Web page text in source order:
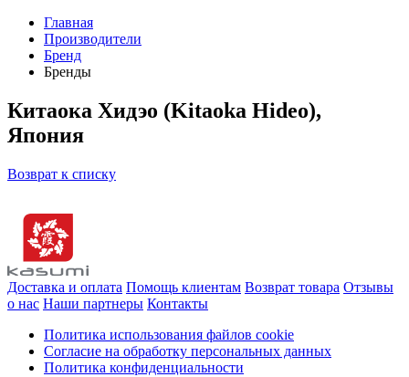
Главная
Производители
Бренд
Бренды
Китаока Хидэо (Kitaoka Hideo),
Япония
Возврат к списку
Доставка и оплата Помощь клиентам Возврат товара Отзывы
о нас Наши партнеры Контакты
Политика использования файлов cookie
Согласие на обработку персональных данных
Политика конфиденциальности